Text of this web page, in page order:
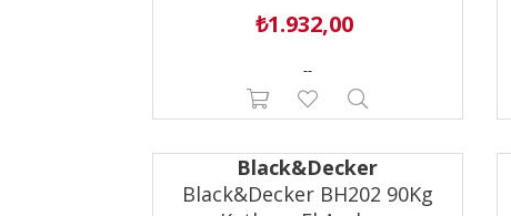
₺1.932,00
--
Black&Decker
Black&Decker BH202 90Kg